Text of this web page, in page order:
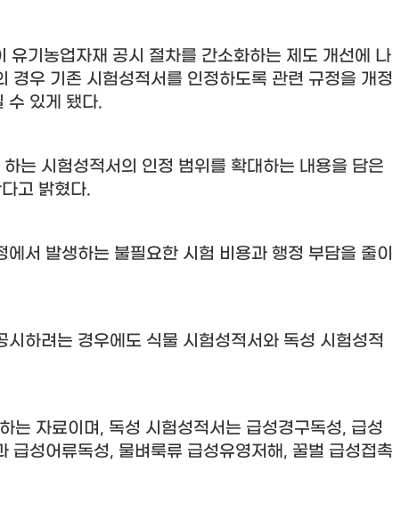
유기농업자재 공시 절차를 간소화하는 제도 개선에 나
경우 기존 시험성적서를 인정하도록 관련 규정을 개정
수 있게 됐다.
는 시험성적서의 인정 범위를 확대하는 내용을 담은
고 밝혔다.
서 발생하는 불필요한 시험 비용과 행정 부담을 줄이
하려는 경우에도 식물 시험성적서와 독성 시험성적
는 자료이며, 독성 시험성적서는 급성경구독성, 급성
급성어류독성, 물벼룩류 급성유영저해, 꿀벌 급성접촉